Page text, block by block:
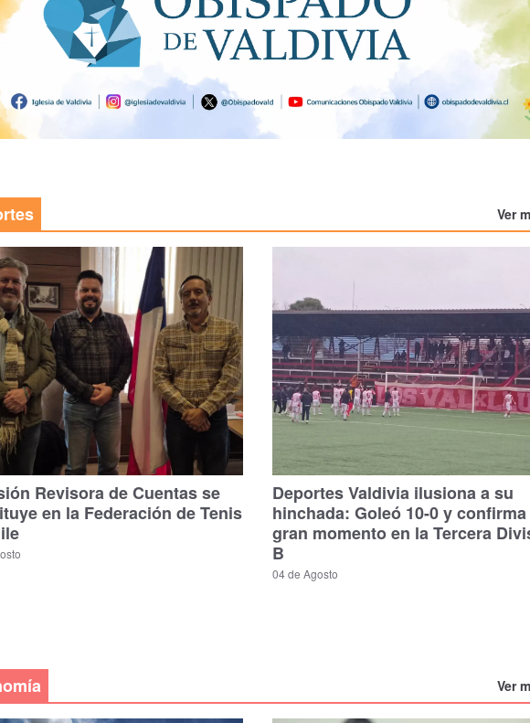
Ver
Revisora de Cuentas se
en la Federación de Tenis
Deportes Valdivia ilusiona a su
hinchada: Goleó 10-0 y
gran momento en la Tercera
B
04 de Agosto
Ver